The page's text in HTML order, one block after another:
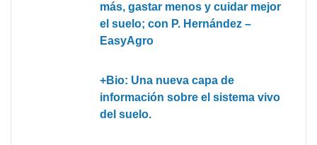
más, gastar menos y cuidar mejor
el suelo; con P. Hernández –
EasyAgro
+Bio: Una nueva capa de
información sobre el sistema vivo
del suelo.